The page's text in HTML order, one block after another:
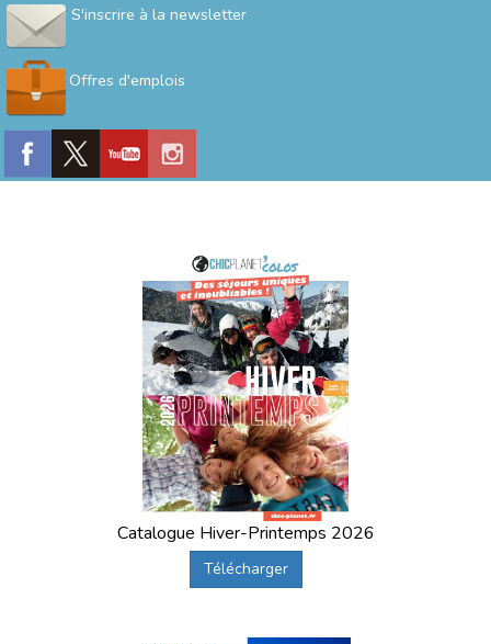
S'inscrire à la newsletter
Offres d'emplois
Catalogue Hiver-Printemps 2026
Télécharger